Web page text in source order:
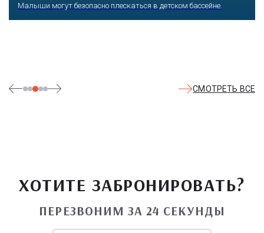
Малыши могут безопасно плескаться в детском бассейне.
СМОТРЕТЬ ВСЕ
ХОТИТЕ ЗАБРОНИРОВАТЬ?
ПЕРЕЗВОНИМ ЗА 24 СЕКУНДЫ